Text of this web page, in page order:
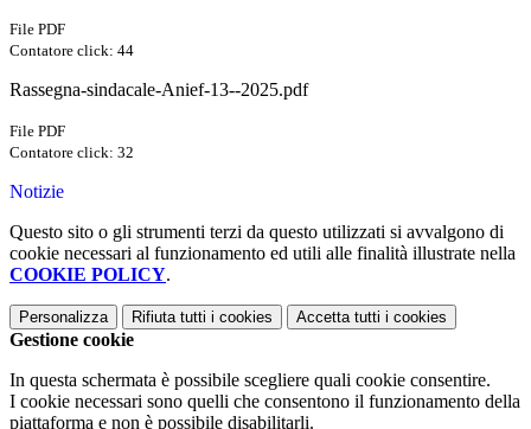
File PDF
Contatore click: 44
Rassegna-sindacale-Anief-13--2025.pdf
File PDF
Contatore click: 32
Notizie
Questo sito o gli strumenti terzi da questo utilizzati si avvalgono di
cookie necessari al funzionamento ed utili alle finalità illustrate nella
COOKIE POLICY.
Personalizza Rifiuta tutti i cookies Accetta tutti i cookies
Gestione cookie
In questa schermata è possibile scegliere quali cookie consentire.
I cookie necessari sono quelli che consentono il funzionamento della
piattaforma e non è possibile disabilitarli.